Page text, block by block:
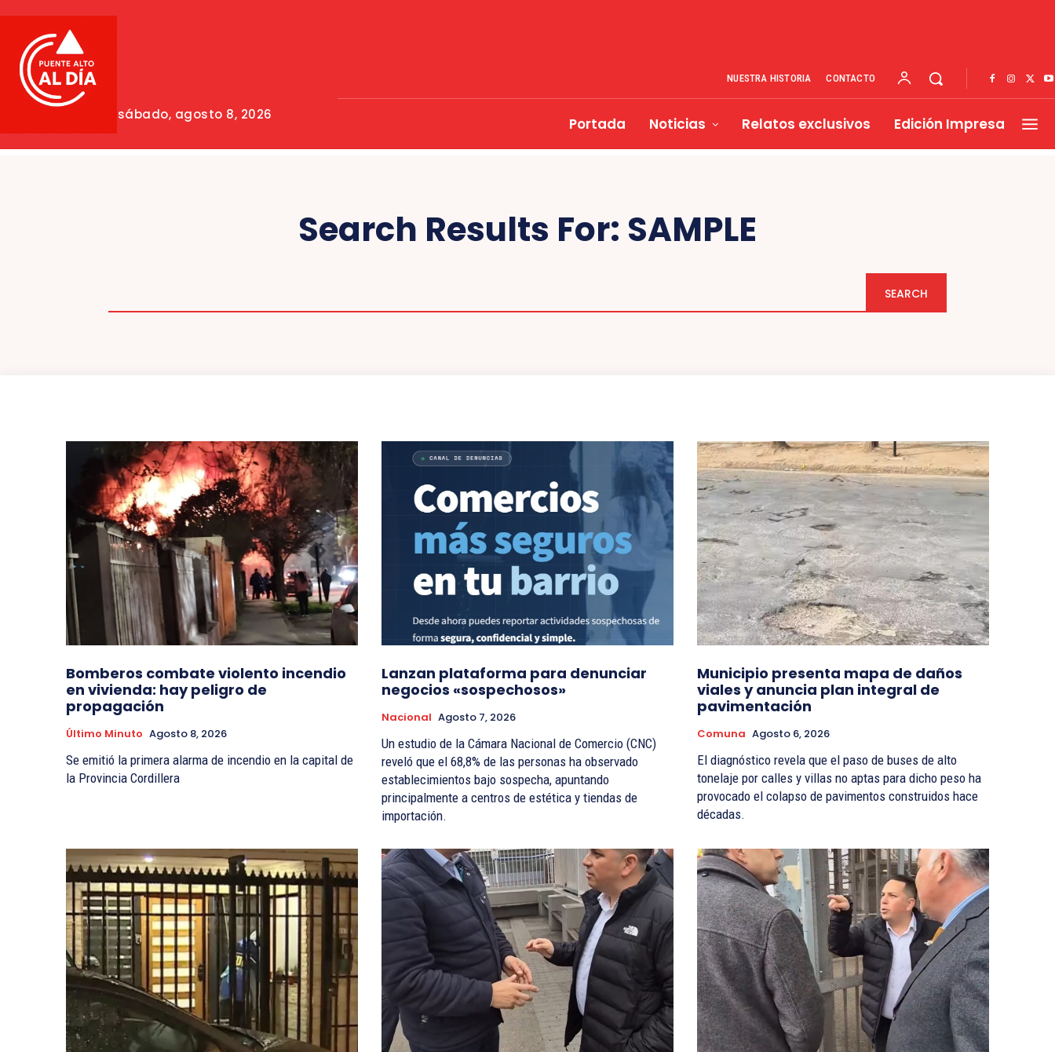
sábado, agosto 8, 2026
NUESTRA HISTORIA CONTACTO
Portada Noticias Relatos exclusivos Edición Impresa
Search Results For: SAMPLE
SEARCH
Bomberos combate violento incendio
en vivienda: hay peligro de
propagación
Último Minuto Agosto 8, 2026
Se emitió la primera alarma de incendio en la capital de
la Provincia Cordillera
Lanzan plataforma para denunciar
negocios «sospechosos»
Nacional Agosto 7, 2026
Un estudio de la Cámara Nacional de Comercio (CNC)
reveló que el 68,8% de las personas ha observado
establecimientos bajo sospecha, apuntando
principalmente a centros de estética y tiendas de
importación.
Municipio presenta mapa de daños
viales y anuncia plan integral de
pavimentación
Comuna Agosto 6, 2026
El diagnóstico revela que el paso de buses de alto
tonelaje por calles y villas no aptas para dicho peso ha
provocado el colapso de pavimentos construidos hace
décadas.